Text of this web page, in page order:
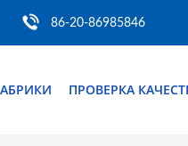
86-20-86985846
ПРОВЕРКА